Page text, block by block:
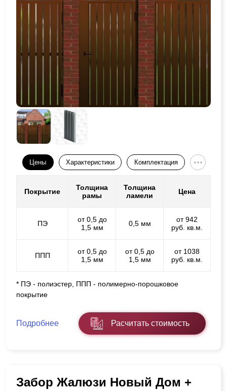
Цены Характеристики Комплектация
Покрытие
Толщина
рамы
Толщина
ламели
Цена
ПЭ
от 0,5 до
1,5 мм
0,5 мм
от 942
руб. кв.м.
ППП
от 0,5 до
1,5 мм
от 0,5 до
1,5 мм
от 1038
руб. кв.м.
* ПЭ - полиэстер, ППП - полимерно-порошковое
покрытие
Подробнее Расчитать стоимость
Забор Жалюзи Новый Дом +